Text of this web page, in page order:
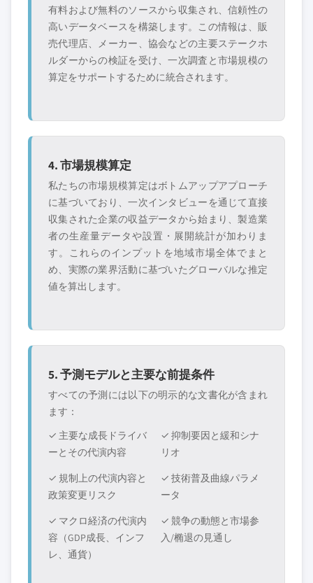
有料および無料のソースから収集され、信頼性の
高いデータベースを構築します。この情報は、販
売代理店、メーカー、協会などの主要ステークホ
ルダーからの検証を受け、一次調査と市場規模の
算定をサポートするために統合されます。
4. 市場規模算定
私たちの市場規模算定はボトムアップアプローチ
に基づいており、一次インタビューを通じて直接
収集された企業の収益データから始まり、製造業
者の生産量データや設置・展開統計が加わりま
す。これらのインプットを地域市場全体でまと
め、実際の業界活動に基づいたグローバルな推定
値を算出します。
5. 予測モデルと主要な前提条件
すべての予測には以下の明示的な文書化が含まれ
ます：
✓ 主要な成長ドライバ
ーとその代演内容
✓ 抑制要因と緩和シナ
リオ
✓ 規制上の代演内容と
政策変更リスク
✓ 技術普及曲線パラメ
ータ
✓ マクロ経済の代演内
容（GDP成長、インフ
レ、通貨）
✓ 競争の動態と市場参
入/椭退の見通し